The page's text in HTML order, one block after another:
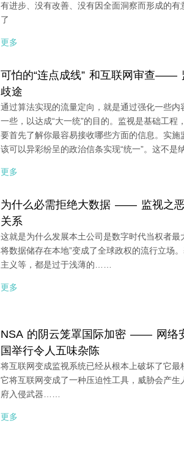
有进步、没有改善、没有因全面洞察而形成的
了
更多
可怕的“连点成线” 和互联网审查——
歧途
通过算法实现的流量定向，就是通过强化一些内
一些，以达成“大一统”的目的。监视是基础工程
要首先了解你最容易接收哪些方面的信息。实施
该可以异彩纷呈的政治信条实现“统一”。这不是
更多
为什么必需拒绝大数据 —— 监视之
关系
这就是为什么发展本土公司是数字时代当权者最
将数据储存在本地”变成了全球政权的流行立场
主义等，都是过于浅薄的……
更多
NSA 的阴云笼罩国际加密 —— 网络
国举行令人五味杂陈
将互联网变成监视系统已经从根本上破坏了它最
它将互联网变成了一种压迫性工具，威胁会产生
府入侵武器……
更多